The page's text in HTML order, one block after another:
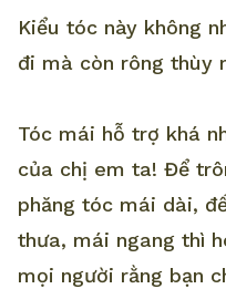
Kiểu tóc này không
đi mà còn rông thùy
Tóc mái hỗ trợ khá
của chị em ta! Để
phăng tóc mái dài,
thưa, mái ngang thì
mọi người rằng bạn